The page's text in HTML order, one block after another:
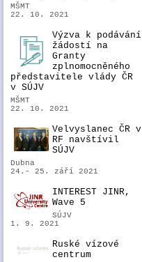
MŠMT
22. 10. 2021
Výzva k podávání
žádostí na
Granty
zplnomocněného
představitele vlády ČR
v SÚJV
MŠMT
22. 10. 2021
Velvyslanec ČR v
RF navštívil
SÚJV
Dubna
24.- 25. září 2021
INTEREST JINR,
Wave 5
SÚJV
1. 9. 2021
Ruské vízové
centrum